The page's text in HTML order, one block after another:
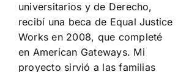
universitarios y de Derecho,
recibí una beca de Equal Justice
Works en 2008, que completé
en American Gateways. Mi
proyecto sirvió a las familias